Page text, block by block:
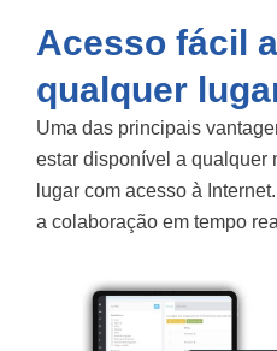
Acesso fácil
qualquer
Uma das principais
estar disponível a qualquer
lugar com acesso à
a colaboração em tempo